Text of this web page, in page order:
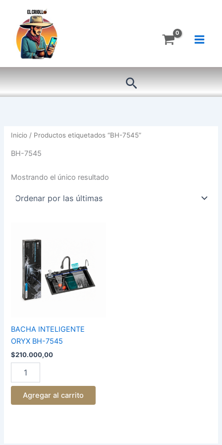
contenido
Buscar
Inicio / Productos etiquetados “BH-7545”
BH-7545
Mostrando el único resultado
BACHA INTELIGENTE
ORYX BH-7545
$210.000,00
ORYX
7545
cantidad
Agregar al carrito